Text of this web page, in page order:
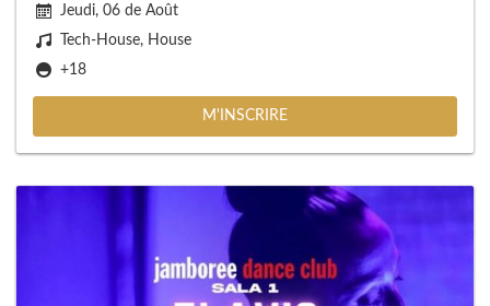
Jeudi, 06 de Août
Tech-House, House
+18
M'INSCRIRE